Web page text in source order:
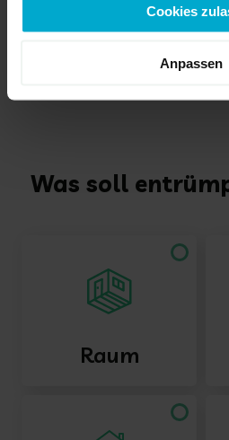
Cookies
Anpassen
ALLE